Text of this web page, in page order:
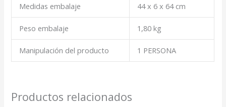
Medidas embalaje 44 x 6 x 64 cm
Peso embalaje 1,80 kg
Manipulación del producto 1 PERSONA
Productos relacionados